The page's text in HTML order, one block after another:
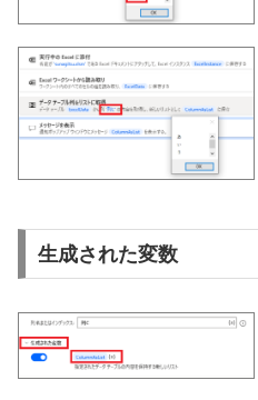
生成された変数